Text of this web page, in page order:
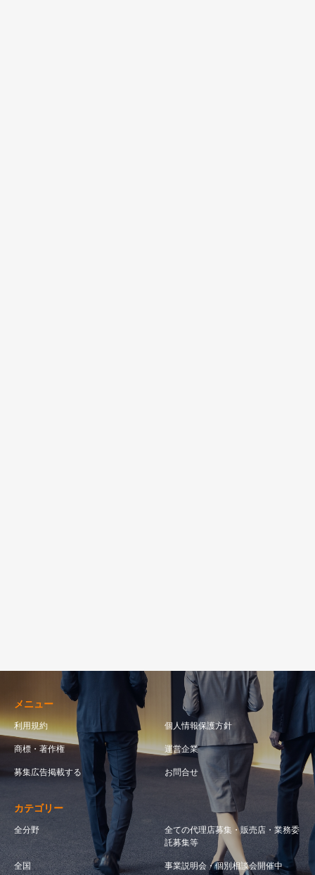
メニュー
利用規約 個人情報保護方針
商標・著作権 運営企業
募集広告掲載する お問合せ
カテゴリー
全分野
全ての代理店募集・販売店・業務委
託募集等
全国 事業説明会・個別相談会開催中